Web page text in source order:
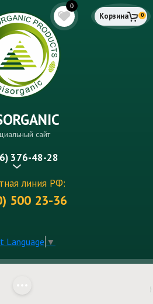
сайт
376-48-28
линия РФ:
500 23-36
Language ▼
0
0
Корзина